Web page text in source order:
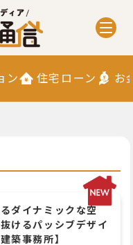
ン 住宅ローン お
ダイナミックな空
けるパッシブデザイ
築事務所】